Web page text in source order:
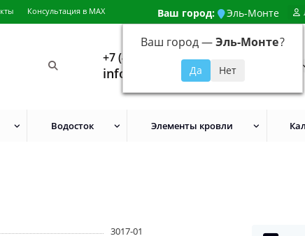
Консультация в MAX Ваш город: Эль-Монте
Ваш город —Эль-Монте?
+7 (499) 648-92-94
info@evroshtaketnikmoskva.ru
Водосток Элементы кровли
3017-01